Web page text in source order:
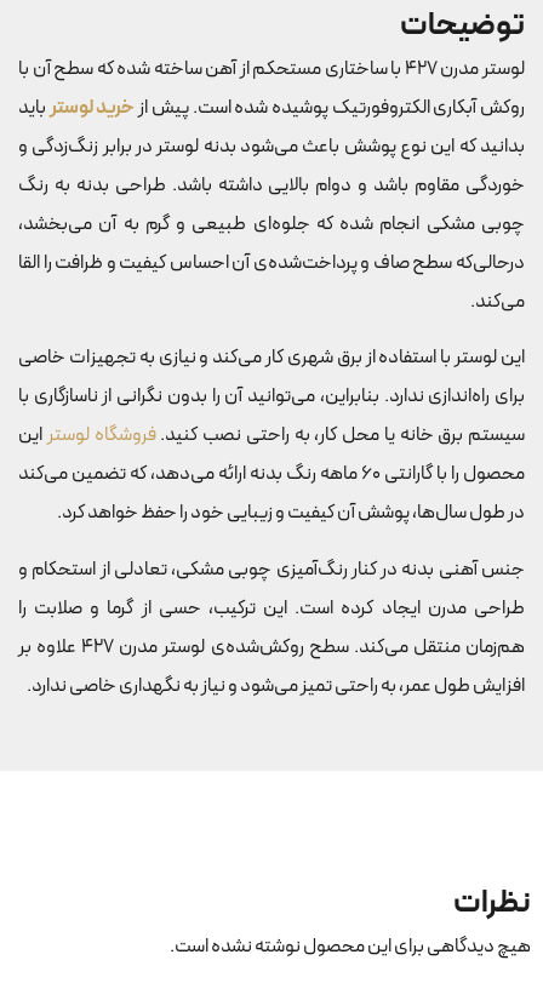
توضیحات
لوستر مدرن 427 با ساختاری مستحکم از آهن ساخته شده که سطح آن با
روکش آبکاری الکتروفورتیک پوشیده شده است. پیش ازخرید لوسترباید
بدانید که این نوع پوشش باعث می‌شود بدنه لوستر در برابر زنگ‌زدگی و
خوردگی مقاوم باشد و دوام بالایی داشته باشد. طراحی بدنه به رنگ
چوبی مشکی انجام شده که جلوه‌ای طبیعی و گرم به آن می‌بخشد،
درحالی‌که سطح صاف و پرداخت‌شده‌ی آن احساس کیفیت و ظرافت را القا
می‌کند.
این لوستر با استفاده از برق شهری کار می‌کند و نیازی به تجهیزات خاصی
برای راه‌اندازی ندارد. بنابراین، می‌توانید آن را بدون نگرانی از ناسازگاری با
سیستم برق خانه یا محل کار، به راحتی نصب کنید.فروشگاه لوستراین
محصول را با گارانتی 60 ماهه رنگ بدنه ارائه می‌دهد، که تضمین می‌کند
در طول سال‌ها، پوشش آن کیفیت و زیبایی خود را حفظ خواهد کرد.
جنس آهنی بدنه در کنار رنگ‌آمیزی چوبی مشکی، تعادلی از استحکام و
طراحی مدرن ایجاد کرده است. این ترکیب، حسی از گرما و صلابت را
هم‌زمان منتقل می‌کند. سطح روکش‌شده‌ی لوستر مدرن 427 علاوه بر
افزایش طول عمر، به راحتی تمیز می‌شود و نیاز به نگهداری خاصی ندارد.
نظرات
هیچ دیدگاهی برای این محصول نوشته نشده است.